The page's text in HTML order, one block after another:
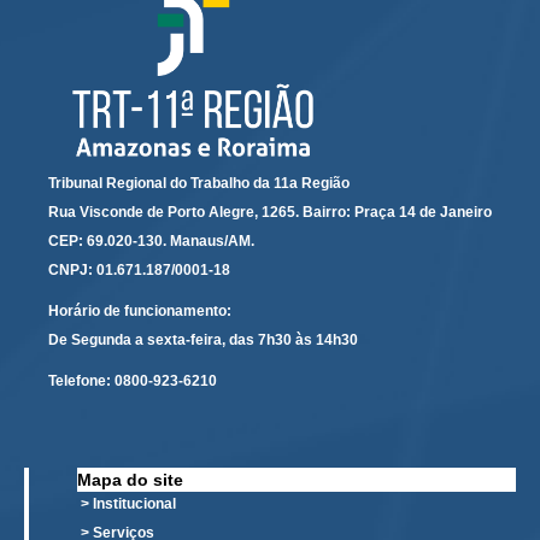
Suspensão e Prorrogação de Prazos
Busca Geral
Portal de Doações do TRT11
Estatísticas
Pesquisa de metas Nacionais
Editais de Credenciamento
Pontos de Inclusão Digital
Monitoramento do Serviços de TIC
Conexão Inclusiva
Tribunal Regional do Trabalho da 11a Região
Rua Visconde de Porto Alegre, 1265. Bairro: Praça 14 de Janeiro
CEP: 69.020-130. Manaus/AM.
CNPJ: 01.671.187/0001-18
Horário de funcionamento:
De Segunda a sexta-feira, das 7h30 às 14h30
Telefone: 0800-923-6210
Mapa do site
> Institucional
> Serviços